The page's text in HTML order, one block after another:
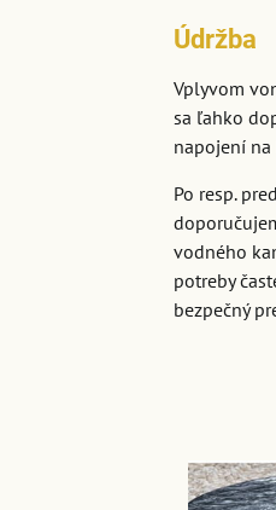
Údržba
Vplyvom
sa ľahko
napojení
Po resp.
vodného
potreby
bezpečný